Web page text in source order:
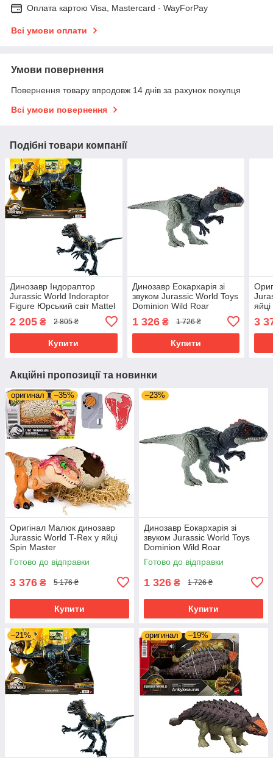
Оплата картою Visa, Mastercard - WayForPay
Всі умови оплати
Умови повернення
Повернення товару впродовж 14 днів за рахунок покупця
Всі умови повернення
Подібні товари компанії
Динозавр Індораптор
Jurassic World Indoraptor
Figure Юрський світ Mattel
2 205 ₴ 2 805 ₴
Купити
Динозавр Еокархарія зі
звуком Jurassic World Toys
Dominion Wild Roar
HLP17
1 326₴ 1 726 ₴
Купити
3
Акційні пропозиції та новинки
оригинал –35%
Оригінал Малюк динозавр
Jurassic World T-Rex у яйці
Spin Master
Готово до відправки
3 376 ₴ 5 176 ₴
Купити
–23%
Динозавр Еокархарія зі
звуком Jurassic World Toys
Dominion Wild Roar
Eocarcharia Dinosaur HLP17
Готово до відправки
1 326 ₴ 1 726 ₴
Купити
–21% оригинал –19%